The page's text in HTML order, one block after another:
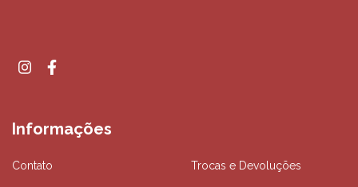
Informações
Contato Trocas e Devoluções